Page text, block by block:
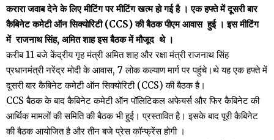
करारा जवाब देने के लिए मीटिंग पर मीटिंग खत्म हो गई है । एक हफ्ते में दूसरी बार
कैबिनेट कमेटी ऑन सिक्योरिटी (CCS) की बैठक पीएम आवास हुई । इस मीटिंग
में राजनाथ सिंह, अमित शाह इस बैठक में मौजूद थे ।
करीब 11 बजे केंद्रीय गृह मंत्री अमित शाह और रक्षा मंत्री राजनाथ सिंह
प्रधानमंत्री नरेंद्र मोदी के आवास, 7 लोक कल्याण मार्ग पर पहुंचे।थे यह एक हफ्ते में
दूसरी बार कैबिनेट कमेटी ऑन सिक्योरिटी (CCS) की बैठक है।
CCS बैठक के बाद कैबिनेट कमेटी ऑन पॉलिटिकल अफेयर्स और फिर कैबिनेट की
आर्थिक मामलों की समिति की बैठक भी हुई। प्रस्तावित है। इसके बाद पूरी कैबिनेट
की बैठक आयोजित है और तीन बजे प्रेस कॉन्फ्रेंस होगी ।